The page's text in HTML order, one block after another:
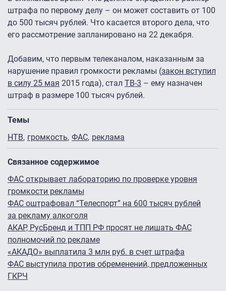
штрафа по первому делу – он может составить от 100
до 500 тысяч рублей. Что касается второго дела, что
его рассмотрение запланировано на 22 декабря.
Добавим, что первым телеканалом, наказанным за
нарушение правил громкости рекламы (закон вступил
в силу 25 мая 2015 года), стал ТВ-3 – ему назначен
штраф в размере 100 тысяч рублей.
Темы
НТВ громкость ФАС реклама
Связанное содержимое
ФАС открывает лабораторию по проверке уровня
громкости рекламы
ФАС оштрафовал “Телеспорт” на 600 тысяч рублей
за рекламу алкоголя
АКАР, РусБренд и ТПП РФ просят не лишать ФАС
полномочий по рекламе
«АКАДО» выплатила 3 млн руб. в счет штрафа
ФАС выступила против обременений, предложенных
ГКРЧ